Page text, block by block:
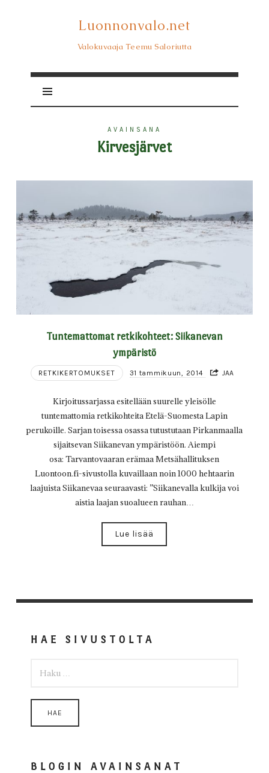
Luonnonvalo.net
Luonnonvalo.net
Valokuvaaja Teemu Saloriutta
AVAINSANA
Kirvesjärvet
Tuntemattomat retkikohteet: Siikanevan
ympäristö
RETKIKERTOMUKSET 31 tammikuun, 2014 JAA
Kirjoitussarjassa esitellään suurelle yleisölle
tuntemattomia retkikohteita Etelä-Suomesta Lapin
perukoille. Sarjan toisessa osassa tutustutaan Pirkanmaalla
sijaitsevan Siikanevan ympäristöön. Aiempi
osa: Tarvantovaaran erämaa Metsähallituksen
Luontoon.fi-sivustolla kuvaillaan noin 1000 hehtaarin
laajuista Siikanevaa seuraavasti: ”Siikanevalla kulkija voi
aistia laajan suoalueen rauhan…
Lue lisää
HAE SIVUSTOLTA
BLOGIN AVAINSANAT